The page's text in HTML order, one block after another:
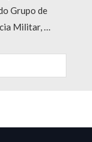
Grupo de
Militar, …